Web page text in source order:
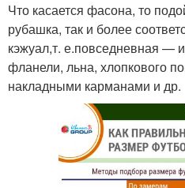
Что касается фасона, то
рубашка, так и более
кэжуал,т. е.повседневная —
фланели, льна, хлопкового
накладными карманами и др.